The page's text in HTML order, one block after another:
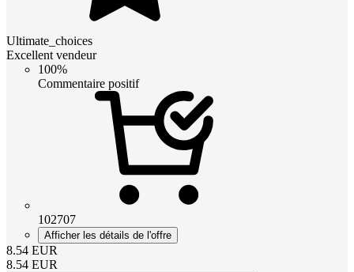
Ultimate_choices
Excellent vendeur
100%
Commentaire positif
102707
Afficher les détails de l'offre
8.54 EUR
8.54 EUR